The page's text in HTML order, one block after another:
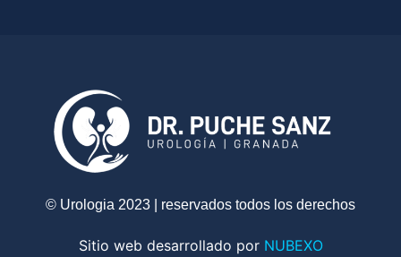
© Urologia 2023 | reservados todos los derechos
Sitio web desarrollado por NUBEXO